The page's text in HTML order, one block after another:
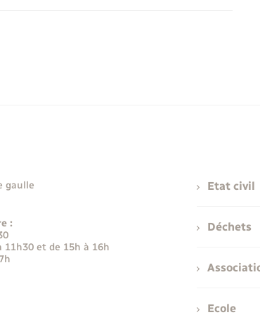
gaulle
:
11h30 et de 15h à 16h
Etat civil
Déchets
Ecole